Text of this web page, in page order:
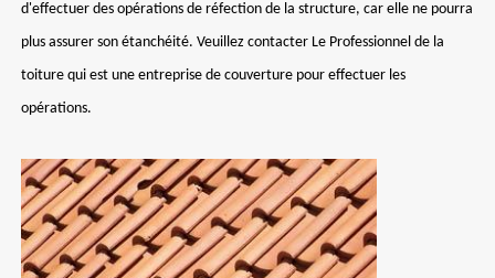
d'effectuer des opérations de réfection de la structure, car elle ne pourra
plus assurer son étanchéité. Veuillez contacter Le Professionnel de la
toiture qui est une entreprise de couverture pour effectuer les
opérations.